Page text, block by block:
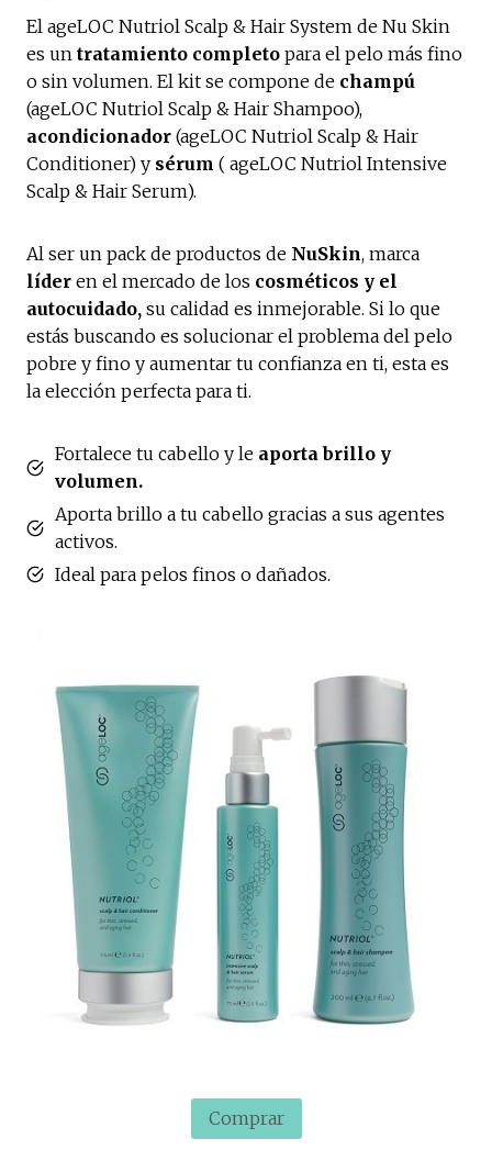
El ageLOC Nutriol Scalp & Hair System de Nu Skin
es un tratamiento completo para el pelo más fino
o sin volumen. El kit se compone de champú
(ageLOC Nutriol Scalp & Hair Shampoo),
acondicionador (ageLOC Nutriol Scalp & Hair
Conditioner) y sérum ( ageLOC Nutriol Intensive
Scalp & Hair Serum).
Al ser un pack de productos de NuSkin, marca
líder en el mercado de los cosméticos y el
autocuidado, su calidad es inmejorable. Si lo que
estás buscando es solucionar el problema del pelo
pobre y fino y aumentar tu confianza en ti, esta es
la elección perfecta para ti.
Fortalece tu cabello y le aporta brillo y
volumen.
Aporta brillo a tu cabello gracias a sus agentes
activos.
Ideal para pelos finos o dañados.
Comprar